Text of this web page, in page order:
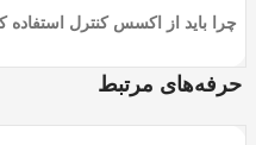
الکترونیک است. قدیمی
است که به بررسی سیستم های
در واقع این شاخه یعنی کار
چرا باید از اکسس کنترل استفاده
حرفه‌های مرتبط